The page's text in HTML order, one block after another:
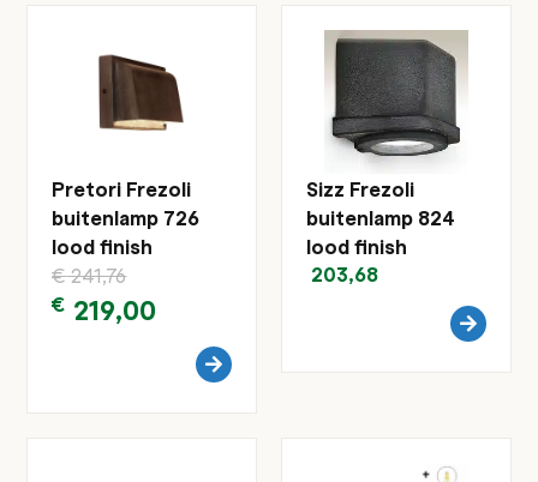
Pretori Frezoli
buitenlamp 726
lood finish
€241,76
€ 219,00
Sizz Frezoli
buitenlamp 824
lood finish
203,68